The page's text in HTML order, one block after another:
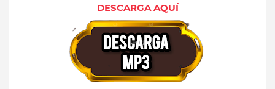
DESCARGA AQUÍ